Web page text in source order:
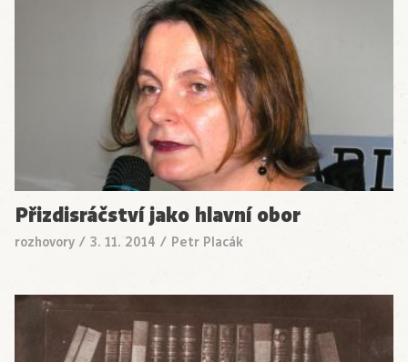
Přizdisráčství jako hlavní obor
rozhovory / 3. 11. 2014 / Petr Placák